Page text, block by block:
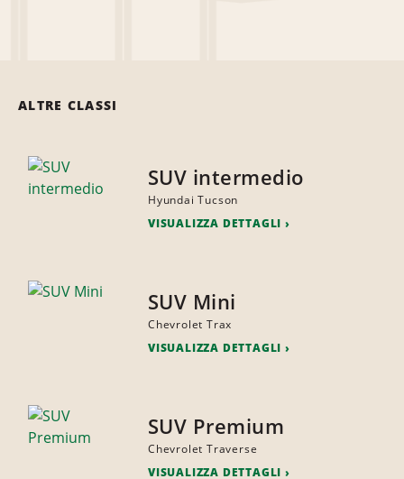
ALTRE CLASSI
SUV intermedio
Hyundai Tucson
VISUALIZZA DETTAGLI
SUV Mini
Chevrolet Trax
VISUALIZZA DETTAGLI
SUV Premium
Chevrolet Traverse
VISUALIZZA DETTAGLI